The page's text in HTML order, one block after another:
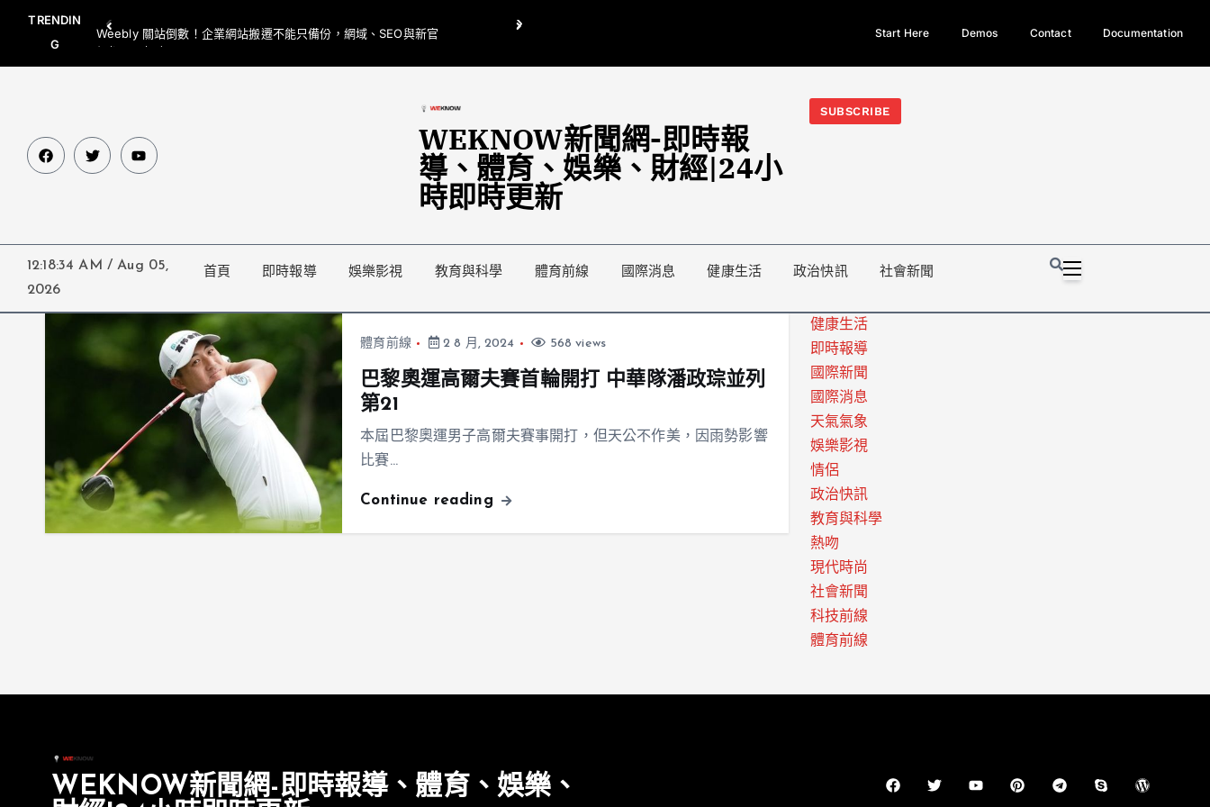
TRENDIN
G
Weebly 關站倒數！企業網站搬遷不能只備份，網域、SEO與新官
網都要一起處理
翁曉玲喊刪陸委會1295萬媒宣費惹議 梁文傑回「只能靠嘴巴」
今日熱門新聞TOP3｜西拉雅族正式成第17個原住民族、立院電競
光電場回
Start Here Demos Contact Documentation
WEKNOW新聞網-即時報
導、體育、娛樂、財經|24小
時即時更新
SUBSCRIBE
12:18:34 AM / Aug 05,
2026
首頁 即時報導 娛樂影視 教育與科學 體育前線 國際消息 健康生活 政治快訊 社會新聞
體育前線 2 8 月, 2024 568 views
巴黎奧運高爾夫賽首輪開打 中華隊潘政琮並列
第21
本屆巴黎奧運男子高爾夫賽事開打，但天公不作美，因雨勢影響
比賽…
Continue reading
健康生活
即時報導
國際新聞
國際消息
天氣氣象
娛樂影視
情侶
政治快訊
教育與科學
熱吻
現代時尚
社會新聞
科技前線
體育前線
WEKNOW新聞網-即時報導、體育、娛樂、